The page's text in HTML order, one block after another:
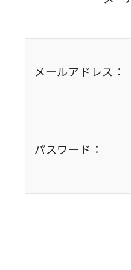
メールアドレス：
パスワード：